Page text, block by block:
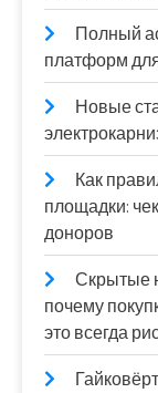
Полный
платформ
Новые
Как
площадки:
доноров
Скрытые
почему
это всегда